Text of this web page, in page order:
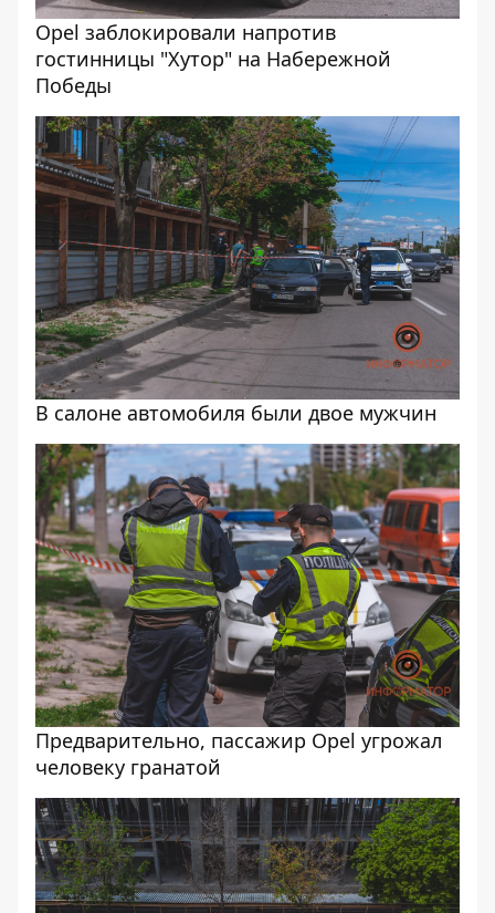
Opel заблокировали напротив
гостинницы "Хутор" на Набережной
Победы
В салоне автомобиля были двое мужчин
Предварительно, пассажир Opel угрожал
человеку гранатой